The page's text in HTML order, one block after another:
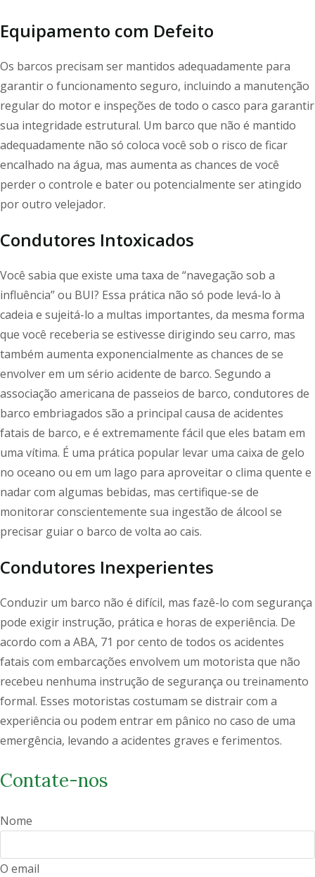
Equipamento com Defeito
Os barcos precisam ser mantidos adequadamente para
garantir o funcionamento seguro, incluindo a manutenção
regular do motor e inspeções de todo o casco para garantir
sua integridade estrutural. Um barco que não é mantido
adequadamente não só coloca você sob o risco de ficar
encalhado na água, mas aumenta as chances de você
perder o controle e bater ou potencialmente ser atingido
por outro velejador.
Condutores Intoxicados
Você sabia que existe uma taxa de “navegação sob a
influência” ou BUI? Essa prática não só pode levá-lo à
cadeia e sujeitá-lo a multas importantes, da mesma forma
que você receberia se estivesse dirigindo seu carro, mas
também aumenta exponencialmente as chances de se
envolver em um sério acidente de barco. Segundo a
associação americana de passeios de barco, condutores de
barco embriagados são a principal causa de acidentes
fatais de barco, e é extremamente fácil que eles batam em
uma vítima. É uma prática popular levar uma caixa de gelo
no oceano ou em um lago para aproveitar o clima quente e
nadar com algumas bebidas, mas certifique-se de
monitorar conscientemente sua ingestão de álcool se
precisar guiar o barco de volta ao cais.
Condutores Inexperientes
Conduzir um barco não é difícil, mas fazê-lo com segurança
pode exigir instrução, prática e horas de experiência. De
acordo com a ABA, 71 por cento de todos os acidentes
fatais com embarcações envolvem um motorista que não
recebeu nenhuma instrução de segurança ou treinamento
formal. Esses motoristas costumam se distrair com a
experiência ou podem entrar em pânico no caso de uma
emergência, levando a acidentes graves e ferimentos.
Contate-nos
Nome
O email